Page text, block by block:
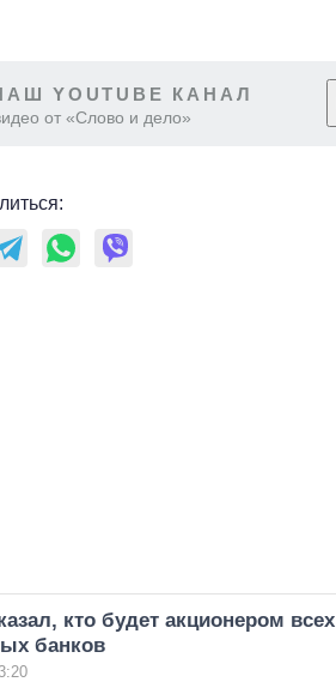
YOUTUBE КАНАЛ
от «Слово и дело»
кто будет акционером всех
банков